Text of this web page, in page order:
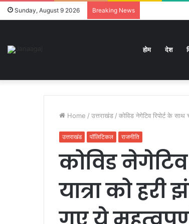
Sunday, August 9 2026 Breaking News
होम देश
Home / उत्तराखंड / कोविड नेगेटिव रिपोर्ट के
उत्तराखंड पॉलिटिकल राजनीति
कोविड नेगेटिव
यात्रा को